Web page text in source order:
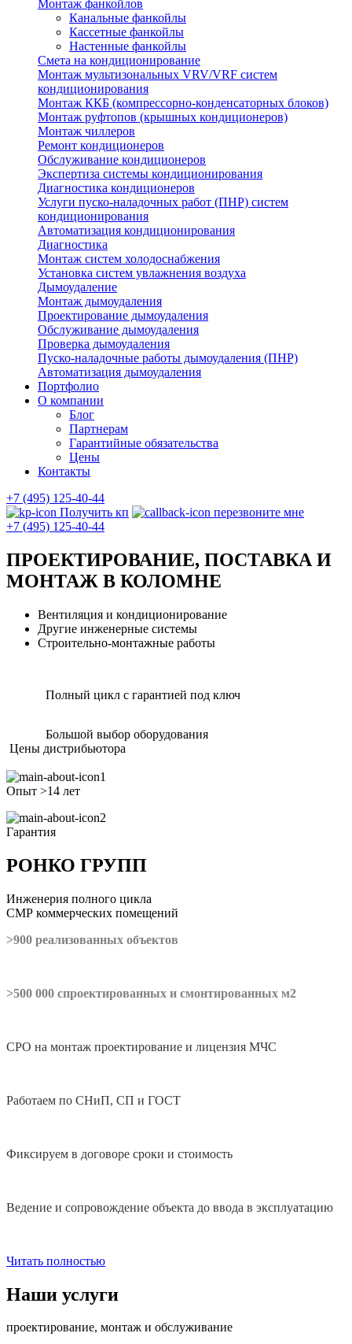
Монтаж фанкойлов
Канальные фанкойлы
Кассетные фанкойлы
Настенные фанкойлы
Смета на кондиционирование
Монтаж мультизональных VRV/VRF систем
кондиционирования
Монтаж ККБ (компрессорно-конденсаторных блоков)
Монтаж руфтопов (крышных кондиционеров)
Монтаж чиллеров
Ремонт кондиционеров
Обслуживание кондиционеров
Экспертиза системы кондиционирования
Диагностика кондиционеров
Услуги пуско-наладочных работ (ПНР) систем
кондиционирования
Автоматизация кондиционирования
Диагностика
Монтаж систем холодоснабжения
Установка систем увлажнения воздуха
Дымоудаление
Монтаж дымоудаления
Проектирование дымоудаления
Обслуживание дымоудаления
Проверка дымоудаления
Пуско-наладочные работы дымоудаления (ПНР)
Автоматизация дымоудаления
Портфолио
О компании
Блог
Партнерам
Гарантийные обязательства
Цены
Контакты
+7 (495) 125-40-44
Получить кп
перезвоните мне
+7 (495) 125-40-44
ПРОЕКТИРОВАНИЕ, ПОСТАВКА И
МОНТАЖ В КОЛОМНЕ
Вентиляция и кондиционирование
Другие инженерные системы
Строительно-монтажные работы
Полный цикл с гарантией под ключ
Большой выбор оборудования
Цены дистрибьютора
Опыт >14 лет
Гарантия
РОНКО ГРУПП
Инженерия полного цикла
СМР коммерческих помещений
>900 реализованных объектов
>500 000 спроектированных и смонтированных м2
СРО на монтаж проектирование и лицензия МЧС
Работаем по СНиП, СП и ГОСТ
Фиксируем в договоре сроки и стоимость
Ведение и сопровождение объекта до ввода в эксплуатацию
Читать полностью
Наши услуги
проектирование, монтаж и обслуживание